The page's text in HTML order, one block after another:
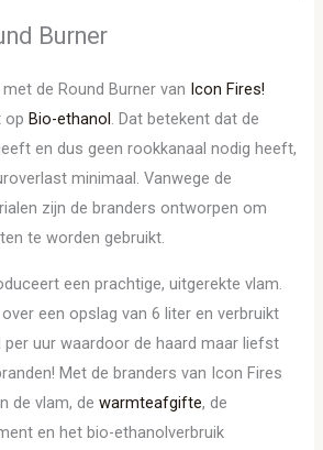
Burner
de Round Burner van Icon Fires!
opBio-ethanol. Dat betekent dat de
en dus geen rookkanaal nodig heeft,
minimaal. Vanwege de
zijn de branders ontworpen om
te worden gebruikt.
een prachtige, uitgerekte vlam.
een opslag van 6 liter en verbruikt
per uur waardoor de haard maar liefst
Met de branders van Icon Fires
de vlam, dewarmteafgifte, de
en het bio-ethanolverbruik